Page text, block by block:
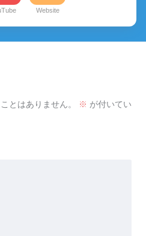
Website
とはありません。 ※ が付いてい